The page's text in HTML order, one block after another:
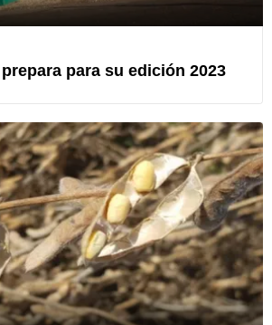
para su edición 2023